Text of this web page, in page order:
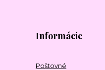
Informácie
Poštovné